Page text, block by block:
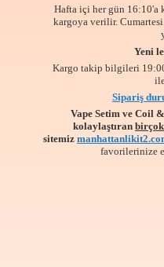
Hafta içi her gün 16:10'a
kargoya verilir. Cumartesi
Yeni
Kargo takip bilgileri
Sipariş
Vape Setim ve Coil
kolaylaştıran
sitemiz
favorilerinize